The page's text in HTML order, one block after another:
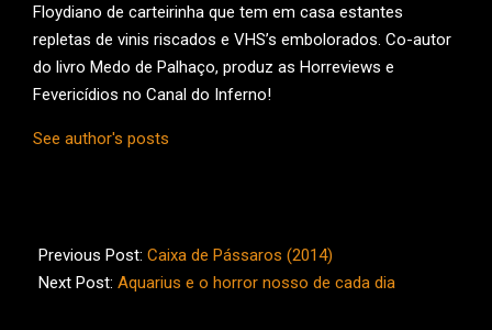
Floydiano de carteirinha que tem em casa estantes
repletas de vinis riscados e VHS’s embolorados. Co-autor
do livro Medo de Palhaço, produz as Horreviews e
Fevericídios no Canal do Inferno!
See author's posts
09-
24
Previous Post: Caixa de Pássaros (2014)
Next Post: Aquarius e o horror nosso de cada dia